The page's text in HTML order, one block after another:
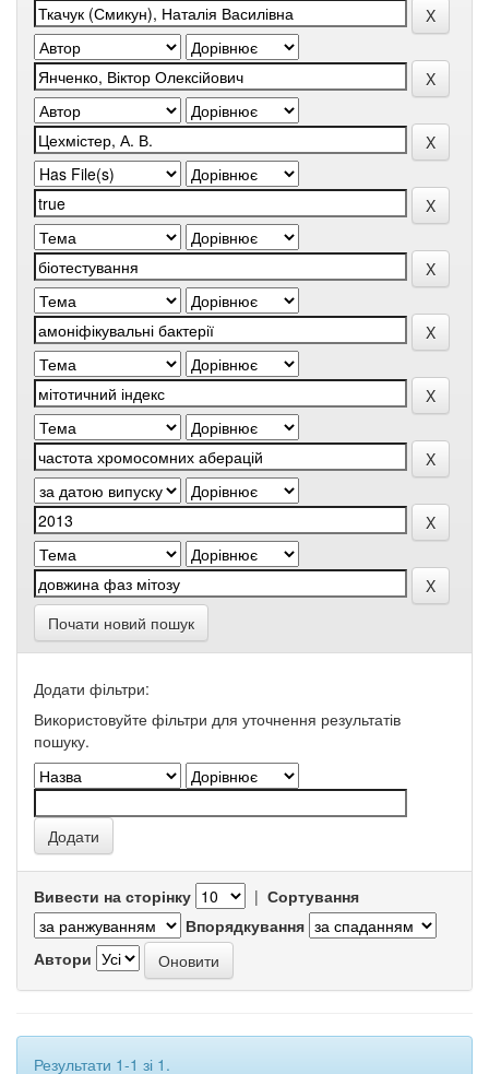
Почати новий пошук
Додати фільтри:
Використовуйте фільтри для уточнення результатів
пошуку.
Вивести на сторінку | Сортування
Впорядкування
Автори
Результати 1-1 зі 1.